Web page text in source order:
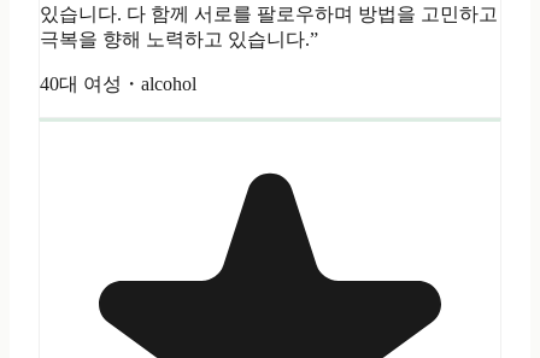
있습니다. 다 함께 서로를 팔로우하며 방법을 고민하고
극복을 향해 노력하고 있습니다.”
40대 여성・alcohol